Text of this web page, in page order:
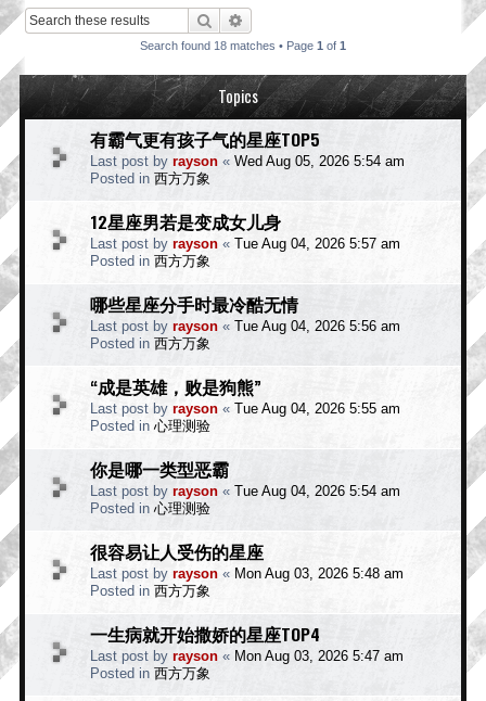
Search
Search found 18 matches • Page 1 of 1
Topics
有霸气更有孩子气的星座TOP5
Last post by rayson « Wed Aug 05, 2026 5:54 am
Posted in 西方万象
12星座男若是变成女儿身
Last post by rayson « Tue Aug 04, 2026 5:57 am
Posted in 西方万象
哪些星座分手时最冷酷无情
Last post by rayson « Tue Aug 04, 2026 5:56 am
Posted in 西方万象
“成是英雄，败是狗熊”
Last post by rayson « Tue Aug 04, 2026 5:55 am
Posted in心理测验
你是哪一类型恶霸
Last post by rayson « Tue Aug 04, 2026 5:54 am
Posted in 心理测验
很容易让人受伤的星座
Last post by rayson « Mon Aug 03, 2026 5:48 am
Posted in 西方万象
一生病就开始撒娇的星座TOP4
Last post by rayson « Mon Aug 03, 2026 5:47 am
Posted in 西方万象